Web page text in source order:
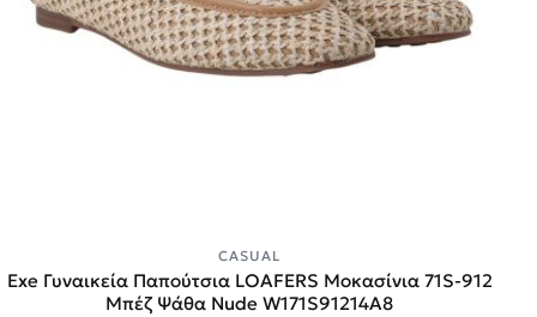
CASUAL
Exe Γυναικεία Παπούτσια LOAFERS Μοκασίνια 71S-912
Μπέζ Ψάθα Nude W171S91214A8